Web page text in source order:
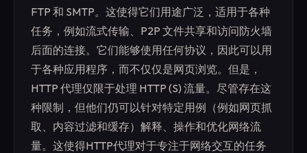
FTP 和 SMTP。这使得它们用途广泛，适用于各种
任务，例如流式传输、P2P 文件共享和访问防火墙
后面的连接。它们能够使用任何协议，因此可以用
于各种应用程序，而不仅仅是网页浏览。但是，
HTTP 代理仅限于处理 HTTP (S) 流量。尽管存在这
种限制，但他们仍可以针对特定用例（例如网页抓
取、内容过滤和缓存）解释、操作和优化网络流
量。这使得HTTP代理对于专注于网络交互的任务